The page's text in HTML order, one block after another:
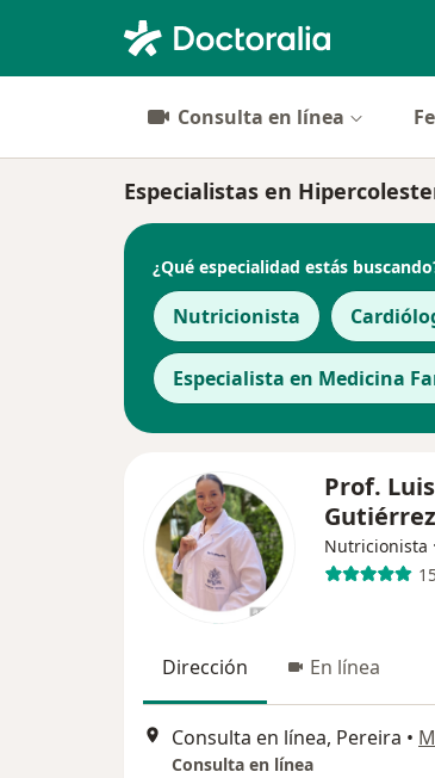
Consulta en línea
Especialistas en
¿Qué especialidad estás
Nutricionista
Especialista en Medicina
Prof.
Nutricionista ·
Dirección En línea
Consulta en línea, Pereira •
Consulta en línea